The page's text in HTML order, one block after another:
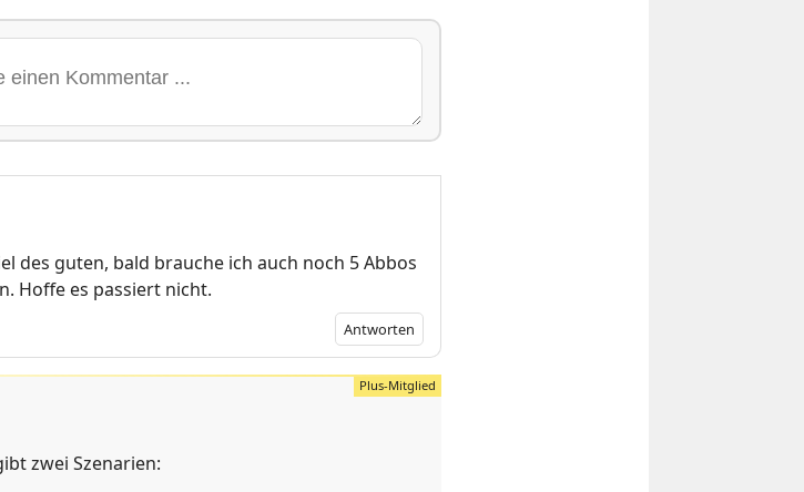
des guten, bald brauche ich auch noch 5 Abbos
Hoffe es passiert nicht.
Antworten
zwei Szenarien: